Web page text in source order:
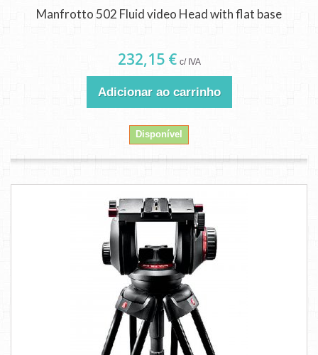
Manfrotto 502 Fluid video Head with flat base
232,15 € c/ IVA
Adicionar ao carrinho
Disponível